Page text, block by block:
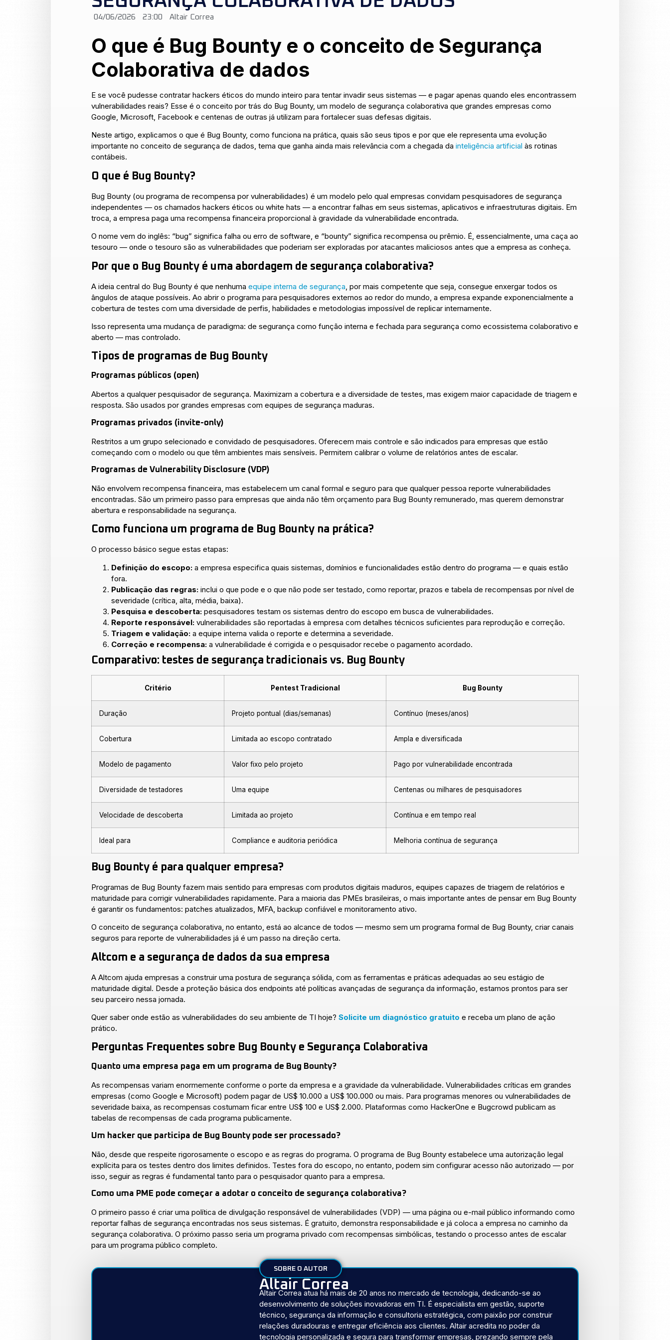
04/06/2026 23:00 Altair Correa
O que é Bug Bounty e o conceito de Segurança
Colaborativa de dados
E se você pudesse contratar hackers éticos do mundo inteiro para tentar invadir seus sistemas — e pagar apenas quando eles encontrassem
vulnerabilidades reais? Esse é o conceito por trás do Bug Bounty, um modelo de segurança colaborativa que grandes empresas como
Google, Microsoft, Facebook e centenas de outras já utilizam para fortalecer suas defesas digitais.
Neste artigo, explicamos o que é Bug Bounty, como funciona na prática, quais são seus tipos e por que ele representa uma evolução
importante no conceito de segurança de dados, tema que ganha ainda mais relevância com a chegada da inteligência artificial às rotinas
contábeis.
O que é Bug Bounty?
Bug Bounty (ou programa de recompensa por vulnerabilidades) é um modelo pelo qual empresas convidam pesquisadores de segurança
independentes — os chamados hackers éticos ou white hats — a encontrar falhas em seus sistemas, aplicativos e infraestruturas digitais. Em
troca, a empresa paga uma recompensa financeira proporcional à gravidade da vulnerabilidade encontrada.
O nome vem do inglês: “bug” significa falha ou erro de software, e “bounty” significa recompensa ou prêmio. É, essencialmente, uma caça ao
tesouro — onde o tesouro são as vulnerabilidades que poderiam ser exploradas por atacantes maliciosos antes que a empresa as conheça.
Por que o Bug Bounty é uma abordagem de segurança colaborativa?
A ideia central do Bug Bounty é que nenhuma equipe interna de segurança , por mais competente que seja, consegue enxergar todos os
ângulos de ataque possíveis. Ao abrir o programa para pesquisadores externos ao redor do mundo, a empresa expande exponencialmente a
cobertura de testes com uma diversidade de perfis, habilidades e metodologias impossível de replicar internamente.
Isso representa uma mudança de paradigma: de segurança como função interna e fechada para segurança como ecossistema colaborativo e
aberto — mas controlado.
Tipos de programas de Bug Bounty
Programas públicos (open)
Abertos a qualquer pesquisador de segurança. Maximizam a cobertura e a diversidade de testes, mas exigem maior capacidade de triagem e
resposta. São usados por grandes empresas com equipes de segurança maduras.
Programas privados (invite-only)
Restritos a um grupo selecionado e convidado de pesquisadores. Oferecem mais controle e são indicados para empresas que estão
começando com o modelo ou que têm ambientes mais sensíveis. Permitem calibrar o volume de relatórios antes de escalar.
Programas de Vulnerability Disclosure (VDP)
Não envolvem recompensa financeira, mas estabelecem um canal formal e seguro para que qualquer pessoa reporte vulnerabilidades
encontradas. São um primeiro passo para empresas que ainda não têm orçamento para Bug Bounty remunerado, mas querem demonstrar
abertura e responsabilidade na segurança.
Como funciona um programa de Bug Bounty na prática?
O processo básico segue estas etapas:
Definição do escopo: a empresa especifica quais sistemas, domínios e funcionalidades estão dentro do programa — e quais estão
fora.
Publicação das regras: inclui o que pode e o que não pode ser testado, como reportar, prazos e tabela de recompensas por nível de
severidade (crítica, alta, média, baixa).
Pesquisa e descoberta: pesquisadores testam os sistemas dentro do escopo em busca de vulnerabilidades.
Reporte responsável: vulnerabilidades são reportadas à empresa com detalhes técnicos suficientes para reprodução e correção.
Triagem e validação: a equipe interna valida o reporte e determina a severidade.
Correção e recompensa: a vulnerabilidade é corrigida e o pesquisador recebe o pagamento acordado.
Comparativo: testes de segurança tradicionais vs. Bug Bounty
Critério Pentest Tradicional Bug Bounty
Duração Projeto pontual (dias/semanas) Contínuo (meses/anos)
Cobertura Limitada ao escopo contratado Ampla e diversificada
Modelo de pagamento Valor fixo pelo projeto Pago por vulnerabilidade encontrada
Diversidade de testadores Uma equipe Centenas ou milhares de pesquisadores
Velocidade de descoberta Limitada ao projeto Contínua e em tempo real
Ideal para Compliance e auditoria periódica Melhoria contínua de segurança
Bug Bounty é para qualquer empresa?
Programas de Bug Bounty fazem mais sentido para empresas com produtos digitais maduros, equipes capazes de triagem de relatórios e
maturidade para corrigir vulnerabilidades rapidamente. Para a maioria das PMEs brasileiras, o mais importante antes de pensar em Bug Bounty
é garantir os fundamentos: patches atualizados, MFA, backup confiável e monitoramento ativo.
O conceito de segurança colaborativa, no entanto, está ao alcance de todos — mesmo sem um programa formal de Bug Bounty, criar canais
seguros para reporte de vulnerabilidades já é um passo na direção certa.
Altcom e a segurança de dados da sua empresa
A Altcom ajuda empresas a construir uma postura de segurança sólida, com as ferramentas e práticas adequadas ao seu estágio de
maturidade digital. Desde a proteção básica dos endpoints até políticas avançadas de segurança da informação, estamos prontos para ser
seu parceiro nessa jornada.
Quer saber onde estão as vulnerabilidades do seu ambiente de TI hoje? Solicite um diagnóstico gratuito e receba um plano de ação
prático.
Perguntas Frequentes sobre Bug Bounty e Segurança Colaborativa
Quanto uma empresa paga em um programa de Bug Bounty?
As recompensas variam enormemente conforme o porte da empresa e a gravidade da vulnerabilidade. Vulnerabilidades críticas em grandes
empresas (como Google e Microsoft) podem pagar de US$ 10.000 a US$ 100.000 ou mais. Para programas menores ou vulnerabilidades de
severidade baixa, as recompensas costumam ficar entre US$ 100 e US$ 2.000. Plataformas como HackerOne e Bugcrowd publicam as
tabelas de recompensas de cada programa publicamente.
Um hacker que participa de Bug Bounty pode ser processado?
Não, desde que respeite rigorosamente o escopo e as regras do programa. O programa de Bug Bounty estabelece uma autorização legal
explícita para os testes dentro dos limites definidos. Testes fora do escopo, no entanto, podem sim configurar acesso não autorizado — por
isso, seguir as regras é fundamental tanto para o pesquisador quanto para a empresa.
Como uma PME pode começar a adotar o conceito de segurança colaborativa?
O primeiro passo é criar uma política de divulgação responsável de vulnerabilidades (VDP) — uma página ou e-mail público informando como
reportar falhas de segurança encontradas nos seus sistemas. É gratuito, demonstra responsabilidade e já coloca a empresa no caminho da
segurança colaborativa. O próximo passo seria um programa privado com recompensas simbólicas, testando o processo antes de escalar
para um programa público completo.
SOBRE O AUTOR
Altair Correa
Altair Correa atua há mais de 20 anos no mercado de tecnologia, dedicando-se ao
desenvolvimento de soluções inovadoras em TI. É especialista em gestão, suporte
técnico, segurança da informação e consultoria estratégica, com paixão por construir
relações duradouras e entregar eficiência aos clientes. Altair acredita no poder da
tecnologia personalizada e segura para transformar empresas, prezando sempre pela